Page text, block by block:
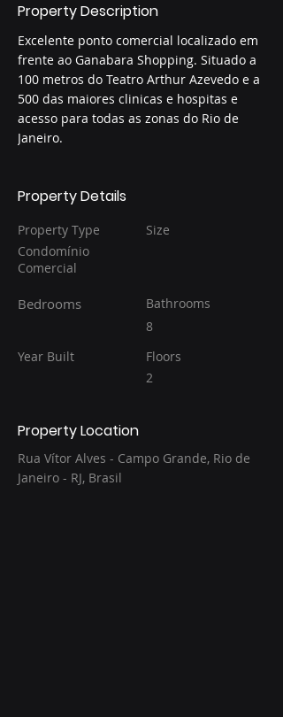
Property Description
Excelente ponto comercial localizado em
frente ao Ganabara Shopping. Situado a
100 metros do Teatro Arthur Azevedo e a
500 das maiores clinicas e hospitas e
acesso para todas as zonas do Rio de
Janeiro.
Property Details
Property Type
Condomínio
Comercial
Bedrooms
Year Built
Size
Bathrooms
8
Floors
2
Property Location
Rua Vítor Alves - Campo Grande, Rio de
Janeiro - RJ, Brasil